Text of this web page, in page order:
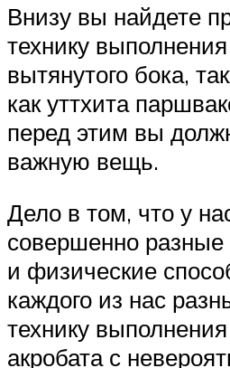
Внизу вы найдете
технику
вытянутого бока,
как уттхита
перед этим вы
важную вещь.
Дело в том, что у
совершенно разные
и физические
каждого из нас
технику
акробата с